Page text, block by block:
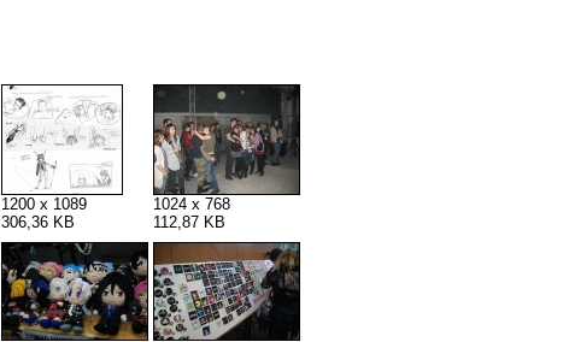
1200 x 1089
306,36 KB
1024 x 768
112,87 KB